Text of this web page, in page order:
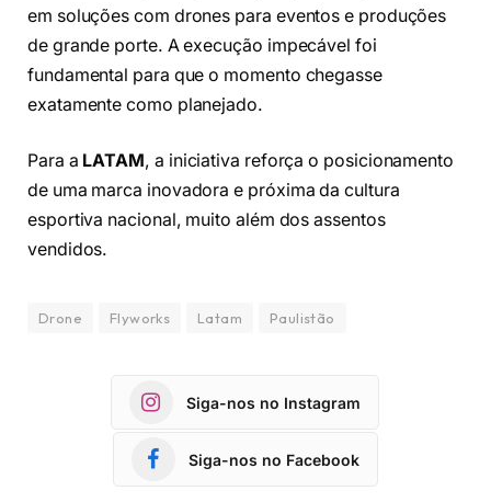
em soluções com drones para eventos e produções
de grande porte. A execução impecável foi
fundamental para que o momento chegasse
exatamente como planejado.
Para a LATAM, a iniciativa reforça o posicionamento
de uma marca inovadora e próxima da cultura
esportiva nacional, muito além dos assentos
vendidos.
Drone Flyworks Latam Paulistão
Siga-nos no Instagram
Siga-nos no Facebook